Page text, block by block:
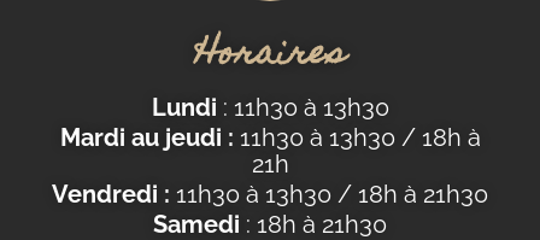
Horaires
Lundi : 11h30 à 13h30
Mardi au jeudi : 11h30 à 13h30 / 18h à
21h
Vendredi : 11h30 à 13h30 / 18h à 21h30
Samedi : 18h à 21h30